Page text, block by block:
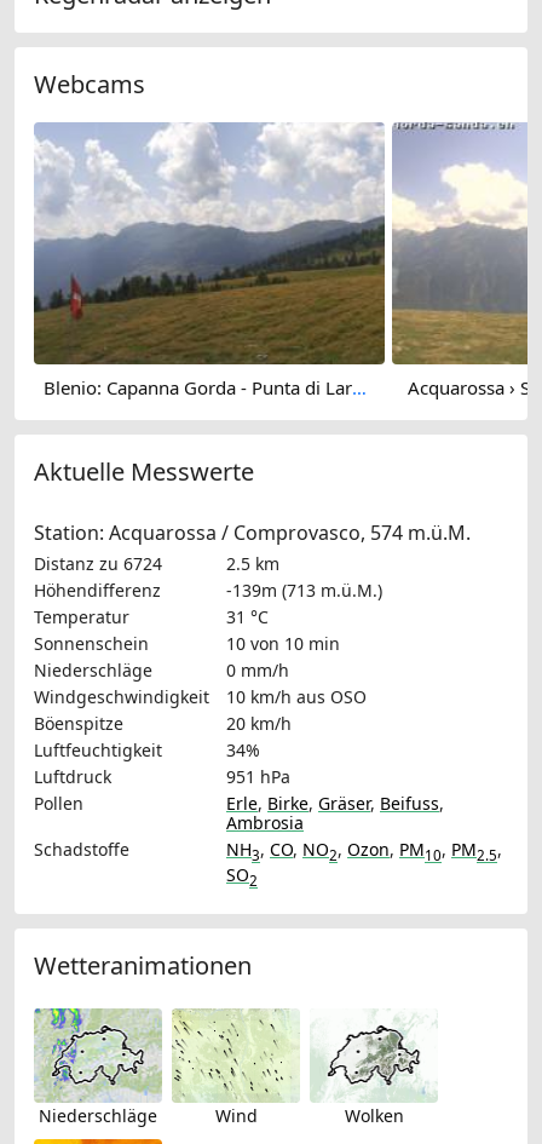
Webcams
Blenio: Capanna Gorda - Punta di Larescia - Alpe Gorda - Val Blenio - Punta di Larescia - Cima del Simano - Sosto - Capanna Adula CAS - Rheinwaldhorn - Greina Acquarossa ›
Aktuelle Messwerte
Station: Acquarossa / Comprovasco, 574 m.ü.M.
Distanz zu 6724
2.5 km
Höhendifferenz
-139m (713 m.ü.M.)
Temperatur
31 °C
Sonnenschein
10 von 10 min
Niederschläge
0 mm/h
Windgeschwindigkeit
10 km/h aus OSO
Böenspitze
20 km/h
Luftfeuchtigkeit
34%
Luftdruck
951 hPa
Pollen
Erle, Birke, Gräser, Beifuss,
Ambrosia
Schadstoffe
NH3, CO, NO2, Ozon, PM10, PM2.5,
SO2
Wetteranimationen
Niederschläge Wind Wolken